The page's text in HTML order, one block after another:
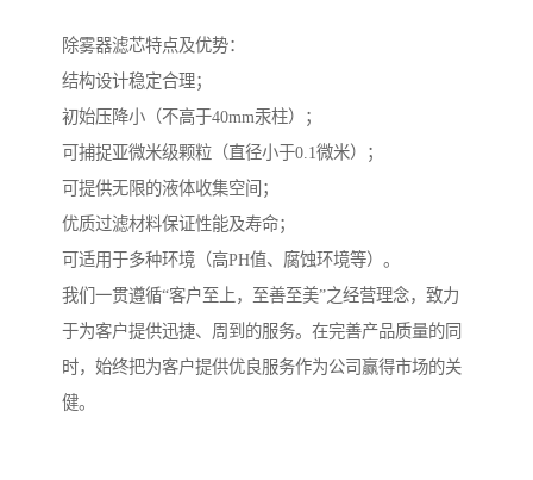
除雾器滤芯特点及优势：
结构设计稳定合理；
初始压降小（不高于40mm汞柱）；
可捕捉亚微米级颗粒（直径小于0.1微米）；
可提供无限的液体收集空间；
优质过滤材料保证性能及寿命；
可适用于多种环境（高PH值、腐蚀环境等）。
我们一贯遵循“客户至上，至善至美”之经营理念，致力
于为客户提供迅捷、周到的服务。在完善产品质量的同
时，始终把为客户提供优良服务作为公司赢得市场的关
健。